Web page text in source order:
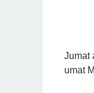
Jumat
umat